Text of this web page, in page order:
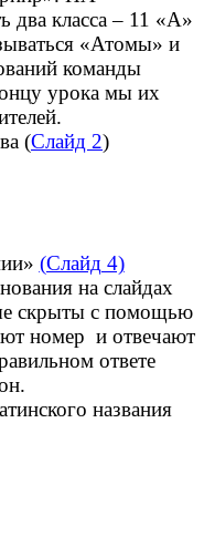
два класса – 11 «А»
«Атомы» и
команды
урока мы их
(Слайд 2)
(Слайд 4)
на слайдах
скрыты с помощью
номер и отвечают
ответе
названия